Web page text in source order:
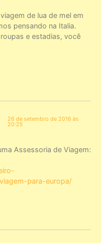
de lua de mel em
pensando na Italia.
e estadias, você
26 de setembro de 2016 às
20:25
Assessoria de Viagem:
para-europa/